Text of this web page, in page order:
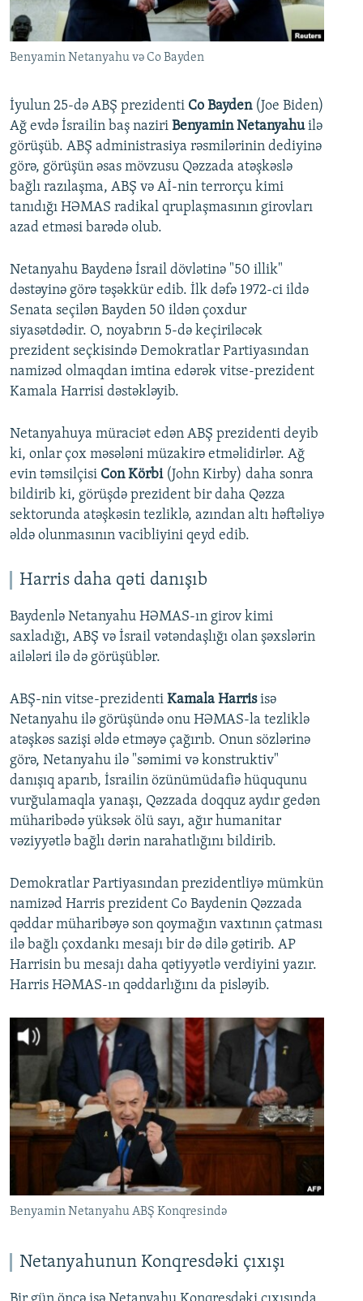
İNFOQRAFIKA
KARIKATURA
AZƏRBAYCAN ƏDƏBIYYATI KITABXANASI
İSLAM VƏ DEMOKRATIYA
MISSIYAMIZ
PEŞƏ ETIKASI VƏ JURNALISTIKA STANDARTLARIMIZ
AZADLIQRADIOSU MOBIL TELEFONUNUZDA
BIZIMLƏ ƏLAQƏ
XƏBƏR BÜLLETENLƏRIMIZ
BIZI IZLƏ
RFE/RL-in bütün saytları
Benyamin Netanyahu və Co Bayden
İyulun 25-də ABŞ prezidenti Co Bayden(Joe Biden)
Ağ evdə İsrailin baş naziri Benyamin Netanyahuilə
görüşüb. ABŞ administrasiya rəsmilərinin dediyinə
görə, görüşün əsas mövzusu Qəzzada atəşkəslə
bağlı razılaşma, ABŞ və Aİ-nin terrorçu kimi
tanıdığı HƏMAS radikal qruplaşmasının girovları
azad etməsi barədə olub.
Netanyahu Baydenə İsrail dövlətinə "50 illik"
dəstəyinə görə təşəkkür edib. İlk dəfə 1972-ci ildə
Senata seçilən Bayden 50 ildən çoxdur
siyasətdədir. O, noyabrın 5-də keçiriləcək
prezident seçkisində Demokratlar Partiyasından
namizəd olmaqdan imtina edərək vitse-prezident
Kamala Harrisi dəstəkləyib.
Netanyahuya müraciət edən ABŞ prezidenti deyib
ki, onlar çox məsələni müzakirə etməlidirlər. Ağ
evin təmsilçisi Con Körbi (John Kirby) daha sonra
bildirib ki, görüşdə prezident bir daha Qəzza
sektorunda atəşkəsin tezliklə, azından altı həftəliyə
əldə olunmasının vacibliyini qeyd edib.
Harris daha qəti danışıb
Baydenlə Netanyahu HƏMAS-ın girov kimi
saxladığı, ABŞ və İsrail vətəndaşlığı olan şəxslərin
ailələri ilə də görüşüblər.
ABŞ-nin vitse-prezidenti Kamala Harrisisə
Netanyahu ilə görüşündə onu HƏMAS-la tezliklə
atəşkəs sazişi əldə etməyə çağırıb. Onun sözlərinə
görə, Netanyahu ilə "səmimi və konstruktiv"
danışıq aparıb, İsrailin özünümüdafiə hüququnu
vurğulamaqla yanaşı, Qəzzada doqquz aydır gedən
müharibədə yüksək ölü sayı, ağır humanitar
vəziyyətlə bağlı dərin narahatlığını bildirib.
Demokratlar Partiyasından prezidentliyə mümkün
namizəd Harris prezident Co Baydenin Qəzzada
qəddar müharibəyə son qoymağın vaxtının çatması
ilə bağlı çoxdankı mesajı bir də dilə gətirib. AP
Harrisin bu mesajı daha qətiyyətlə verdiyini yazır.
Harris HƏMAS-ın qəddarlığını da pisləyib.
Benyamin Netanyahu ABŞ Konqresində
Netanyahunun Konqresdəki çıxışı